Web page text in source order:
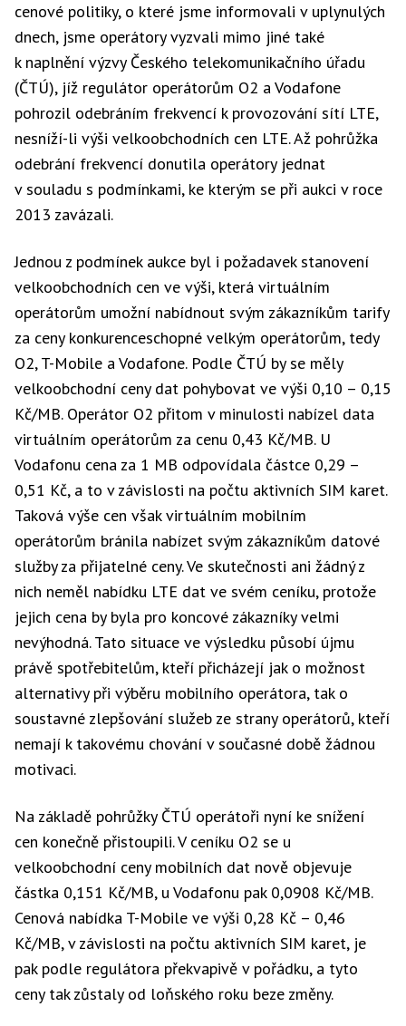
cenové politiky, o které jsme informovali v uplynulých
dnech, jsme operátory vyzvali mimo jiné také
k naplnění výzvy Českého telekomunikačního úřadu
(ČTÚ), jíž regulátor operátorům O2 aVodafone
pohrozil odebráním frekvencí k provozování sítí LTE,
nesníží-li výši velkoobchodních cen LTE. Až pohrůžka
odebrání frekvencí donutila operátory jednat
v souladu s podmínkami, ke kterým se při aukci v roce
2013 zavázali.
Jednou z podmínek aukce byl i požadavek stanovení
velkoobchodních cen ve výši, která virtuálním
operátorům umožní nabídnout svým zákazníkům tarify
za ceny konkurenceschopné velkým operátorům, tedy
O2, T-Mobile a Vodafone. Podle ČTÚ by se měly
velkoobchodní ceny dat pohybovat ve výši 0,10 – 0,15
Kč/MB. Operátor O2 přitom v minulosti nabízel data
virtuálním operátorům za cenu 0,43 Kč/MB. U
Vodafonu cena za 1 MB odpovídala částce 0,29 –
0,51 Kč, a to v závislosti na počtu aktivních SIM karet.
Taková výše cen však virtuálním mobilním
operátorům bránila nabízet svým zákazníkům datové
služby za přijatelné ceny. Ve skutečnosti ani žádný z
nich neměl nabídku LTE dat ve svém ceníku, protože
jejich cena by byla pro koncové zákazníky velmi
nevýhodná. Tato situace ve výsledku působí újmu
právě spotřebitelům, kteří přicházejí jak o možnost
alternativy při výběru mobilního operátora, tak o
soustavné zlepšování služeb ze strany operátorů, kteří
nemají k takovému chování v současné době žádnou
motivaci.
Na základě pohrůžky ČTÚ operátoři nyní ke snížení
cen konečně přistoupili. V ceníku O2 se u
velkoobchodní ceny mobilních dat nově objevuje
částka 0,151 Kč/MB, u Vodafonu pak 0,0908 Kč/MB.
Cenová nabídka T-Mobile ve výši 0,28 Kč – 0,46
Kč/MB, v závislosti na počtu aktivních SIM karet, je
pak podle regulátora překvapivě v pořádku, a tyto
ceny tak zůstaly od loňského roku beze změny.